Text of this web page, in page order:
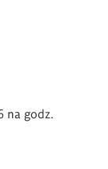
na godz.